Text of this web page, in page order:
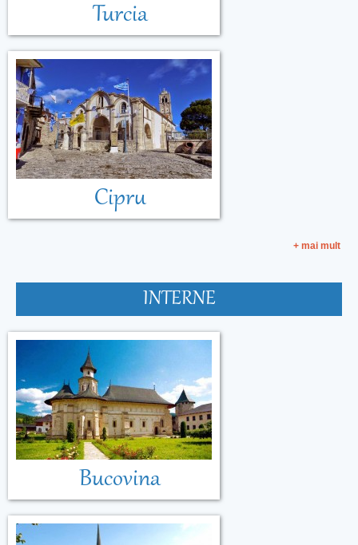
Turcia
Cipru
+ mai mult
INTERNE
Bucovina